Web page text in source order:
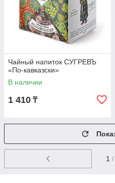
Чайный напиток СУГРЕВЪ
«По‑кавказски»
В наличии
1 410 ₸
1